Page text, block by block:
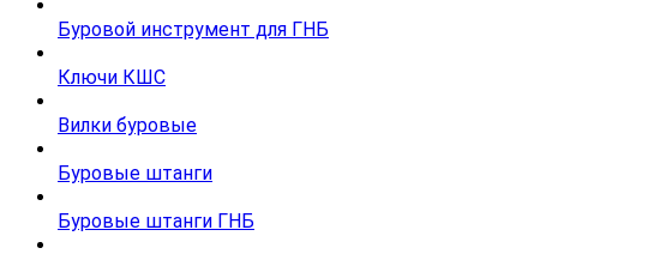
Буровой инструмент для ГНБ
Ключи КШС
Вилки буровые
Буровые штанги
Буровые штанги ГНБ